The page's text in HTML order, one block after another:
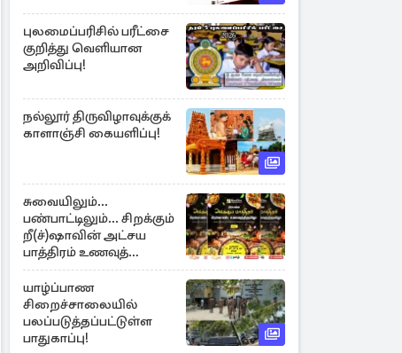
புலமைப்பரிசில் பரீட்சை
குறித்து வெளியான
அறிவிப்பு!
நல்லூர் திருவிழாவுக்குக்
காளாஞ்சி கையளிப்பு!
சுவையிலும்...
பண்பாட்டிலும்... சிறக்கும்
றீ(ச்)ஷாவின் அட்சய
பாத்திரம் உணவுத்
திருவிழா ஆரம்பம்
யாழ்ப்பாண
சிறைச்சாலையில்
பலப்படுத்தப்பட்டுள்ள
பாதுகாப்பு!